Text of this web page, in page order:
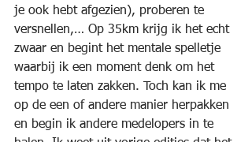
je ook hebt afgezien), proberen te
versnellen,… Op 35km krijg ik het echt
zwaar en begint het mentale spelletje
waarbij ik een moment denk om het
tempo te laten zakken. Toch kan ik me
op de een of andere manier herpakken
en begin ik andere medelopers in te